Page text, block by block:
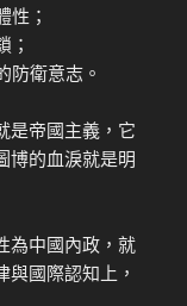
性；
；
防衛意志。
是帝國主義，它
博的血淚就是明
為中國內政，就
國際認知上，